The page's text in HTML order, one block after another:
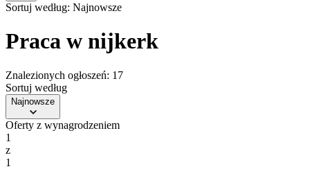
Sortuj według: Najnowsze
Praca w nijkerk
Znalezionych ogłoszeń: 17
Sortuj według
Najnowsze
Oferty z wynagrodzeniem
1
z
1